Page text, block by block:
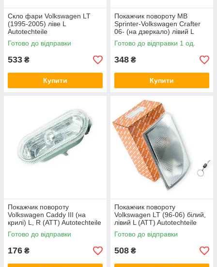
Скло фари Volkswagen LT
(1995-2005) ліве L
Autotechteile
Готово до відправки
533 ₴
Купити
Покажчик повороту MB
Sprinter-Volkswagen Crafter
06- (на дзеркало) лівий L
(ATT) Autotechteile
Готово до відправки 1 од.
348 ₴
Купити
Покажчик повороту
Volkswagen Caddy III (на
крилі) L, R (ATT) Autotechteile
Готово до відправки
176 ₴
Покажчик повороту
Volkswagen LT (96-06) білий,
лівий L (ATT) Autotechteile
Готово до відправки
508 ₴